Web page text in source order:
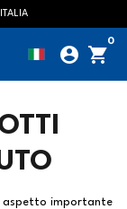
account_circle shopping_cart
0
aspetto importante